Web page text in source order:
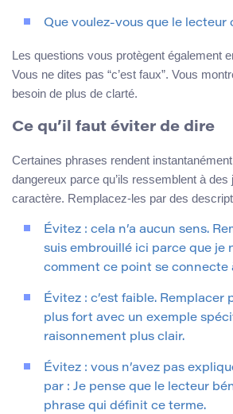
Que voulez-vous que le lecteur
Les questions vous protègent également
Vous ne dites pas “c’est faux”. Vous
besoin de plus de clarté.
Ce qu’il faut éviter de dire
Certaines phrases rendent
dangereux parce qu’ils ressemblent à des
caractère. Remplacez-les par des
Évitez : cela n’a aucun sens.
suis embrouillé ici parce que je
comment ce point se connecte
Évitez : c’est faible. Remplacer
plus fort avec un exemple
raisonnement plus clair.
Évitez : vous n’avez pas
par : Je pense que le lecteur
phrase qui définit ce terme.